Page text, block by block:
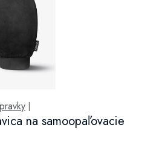
na samoopaľovacie